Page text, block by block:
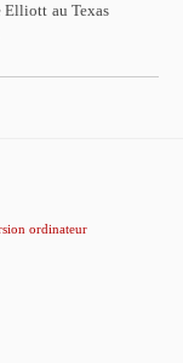
Elliott au Texas
ordinateur